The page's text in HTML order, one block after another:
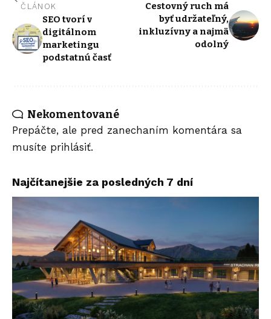
ČLÁNOK
SEO tvorí v
digitálnom
marketingu
podstatnú časť
Cestovný ruch má
byť udržateľný,
inkluzívny a najmä
odolný
Nekomentované
Prepáčte, ale pred zanechaním komentára sa
musíte prihlásiť.
Najčítanejšie za posledných 7 dní